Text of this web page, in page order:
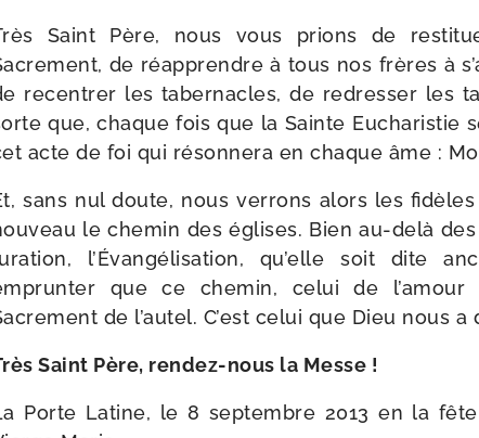
Saint Père, nous vous prions de
de réap­prendre à tous nos frères à
recen­trer les taber­nacles, de redres­ser les
que, chaque fois que la Sainte Eucharistie
acte de foi qui réson­ne­ra en chaque âme :
sans nul doute, nous ver­rons alors les
le che­min des églises. Bien au-​delà
l’Évangélisation, qu’elle soit dite
que ce che­min, celui de
de l’autel. C’est celui que Dieu nous
Saint Père, rendez-​nous la Messe !
Porte Latine, le 8 sep­tembre 2013 en la